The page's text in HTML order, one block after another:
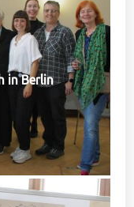
in Berlin